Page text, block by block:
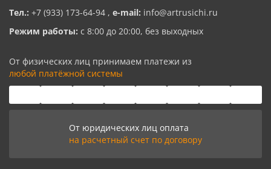
Тел.: +7 (933) 173-64-94 , e-mail: info@artrusichi.ru
Режим работы: с 8:00 до 20:00, без выходных
От физических лиц принимаем платежи из
любой платёжной системы
От юридических лиц оплата
на расчетный счет по договору